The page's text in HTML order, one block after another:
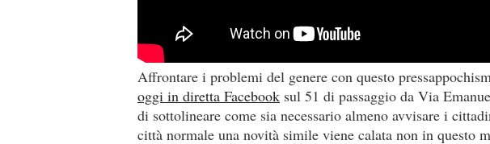
Affrontare i problemi del genere con questo
oggi in diretta Facebook sul 51 di passaggio da Via
di sottolineare come sia necessario almeno avvisare i
città normale una novità simile viene calata non in questo